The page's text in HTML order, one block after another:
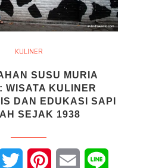
KULINER
SUSU MURIA
WISATA KULINER
DAN EDUKASI SAPI
SEJAK 1938
FacebookTwitter PinterestEmail